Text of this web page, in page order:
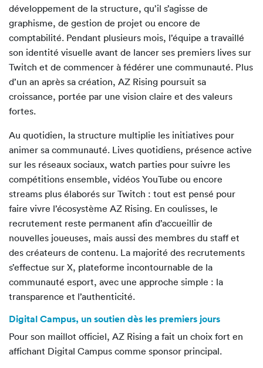
développement de la structure, qu’il s’agisse de
graphisme, de gestion de projet ou encore de
comptabilité. Pendant plusieurs mois, l’équipe a travaillé
son identité visuelle avant de lancer ses premiers lives sur
Twitch et de commencer à fédérer une communauté. Plus
d’un an après sa création, AZ Rising poursuit sa
croissance, portée par une vision claire et des valeurs
fortes.
Au quotidien, la structure multiplie les initiatives pour
animer sa communauté. Lives quotidiens, présence active
sur les réseaux sociaux, watch parties pour suivre les
compétitions ensemble, vidéos YouTube ou encore
streams plus élaborés sur Twitch : tout est pensé pour
faire vivre l’écosystème AZ Rising. En coulisses, le
recrutement reste permanent afin d’accueillir de
nouvelles joueuses, mais aussi des membres du staff et
des créateurs de contenu. La majorité des recrutements
s’effectue sur X, plateforme incontournable de la
communauté esport, avec une approche simple : la
transparence et l’authenticité.
Digital Campus, un soutien dès les premiers jours
Pour son maillot officiel, AZ Rising a fait un choix fort en
affichant Digital Campus comme sponsor principal.